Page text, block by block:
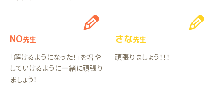
NO先生
「解けるようになった！」を増や
していけるように一緒に頑張り
ましょう！
さな先生
頑張りましょう！！！